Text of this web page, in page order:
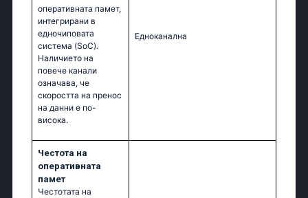
оперативната памет,
интегрирани в
едночиповата
система (SoC).
Наличието на
повече канали
означава, че
скоростта на пренос
на данни е по-
висока.
Едноканална
Честота на
оперативната
памет
Честотата на